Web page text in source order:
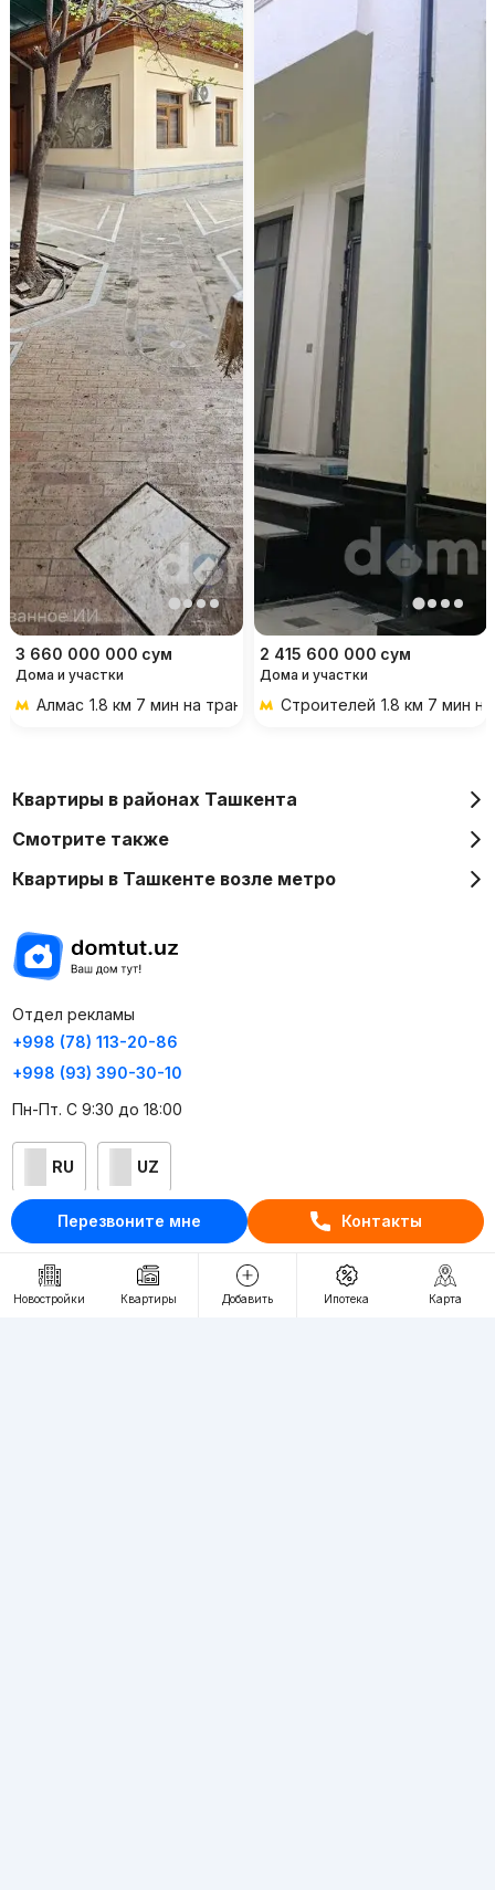
Перезвоните мне Контакты
3 660 000 000 сум
Дома и участки
Алмас 1.8 км 7 мин на транспорте
2 415 600 000 сум
Дома и участки
Строителей 1.8 км 7 мин
Новостройки Квартиры Добавить Ипотека Карта
Квартиры в районах Ташкента
Смотрите также
Квартиры в Ташкенте возле метро
Отдел рекламы
+998 (78) 113-20-86
+998 (93) 390-30-10
Пн-Пт. С 9:30 до 18:00
RU UZ
Контакты
О проекте
Проект компании Webnow ©